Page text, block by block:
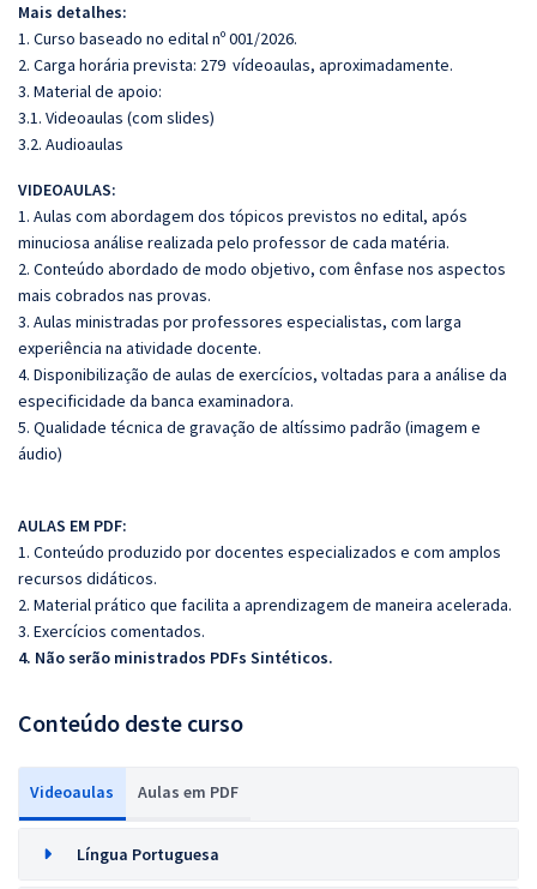
Mais detalhes:
1. Curso baseado no edital nº 001/2026.
2. Carga horária prevista: 279 vídeoaulas, aproximadamente.
3. Material de apoio:
3.1. Videoaulas (com slides)
3.2. Audioaulas
VIDEOAULAS:
1. Aulas com abordagem dos tópicos previstos no edital, após
minuciosa análise realizada pelo professor de cada matéria.
2. Conteúdo abordado de modo objetivo, com ênfase nos aspectos
mais cobrados nas provas.
3. Aulas ministradas por professores especialistas, com larga
experiência na atividade docente.
4. Disponibilização de aulas de exercícios, voltadas para a análise da
especificidade da banca examinadora.
5. Qualidade técnica de gravação de altíssimo padrão (imagem e
áudio)
AULAS EM PDF:
1. Conteúdo produzido por docentes especializados e com amplos
recursos didáticos.
2. Material prático que facilita a aprendizagem de maneira acelerada.
3. Exercícios comentados.
4. Não serão ministrados PDFs Sintéticos.
Conteúdo deste curso
Videoaulas Aulas em PDF
Língua Portuguesa